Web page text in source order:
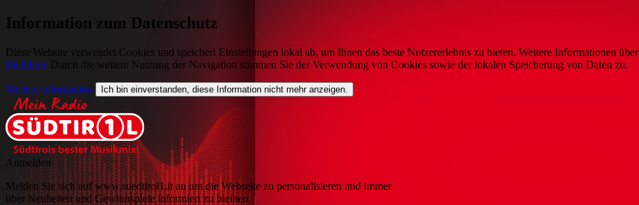
Information zum Datenschutz
Diese Website verwendet Cookies und speichert Einstellungen lokal ab, um Ihnen das beste Nutzererlebnis zu bieten. Weitere Informationen
Richtlinie Durch die weitere Nutzung der Navigation stimmen Sie der Verwendung von Cookies sowie der lokalen Speicherung von Daten zu.
Weitere Information Ich bin einverstanden, diese Information nicht mehr anzeigen.
Anmelden
Melden Sie sich auf www.suedtirol1.it an um die Webseite zu personalisieren und immer
über Neuheiten und Gewinnspiele informiert zu bleiben.